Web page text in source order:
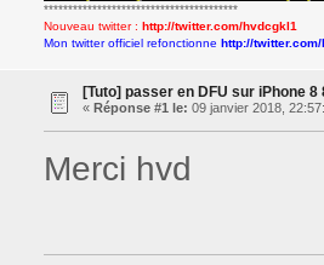
****************************************
Nouveau twitter : http://twitter.com/hvdcgkl1
Mon twitter officiel refonctionne http://
[Tuto] passer en DFU sur iPhone 8
« Réponse #1 le: 09 janvier 2018,
Merci hvd